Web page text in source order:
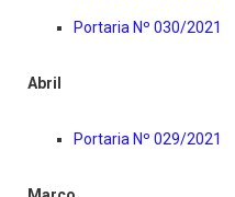
Portaria Nº 030/2021
Abril
Portaria Nº 029/2021